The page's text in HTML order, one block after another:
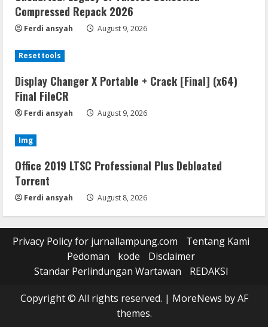
Compressed Repack 2026
Ferdi ansyah August 9, 2026
Resettools
Display Changer X Portable + Crack [Final] (x64)
Final FileCR
Ferdi ansyah August 9, 2026
Img
Office 2019 LTSC Professional Plus Debloated
Tоrrеnt
Ferdi ansyah August 8, 2026
Privacy Policy for jurnallampung.com
Tentang Kami
Pedoman
kode
Disclaimer
Standar Perlindungan Wartawan
REDAKSI
Copyright © All rights reserved. | MoreNews by AF
themes.